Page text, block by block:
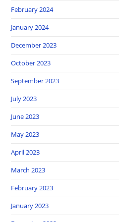
February 2024
January 2024
December 2023
October 2023
September 2023
July 2023
June 2023
May 2023
April 2023
March 2023
February 2023
January 2023